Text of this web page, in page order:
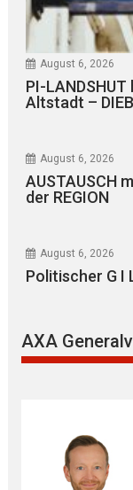
August 6, 2026
PI-
Altstadt –
August 6, 2026
AUSTAUSCH
der REGION
August 6, 2026
Politischer G I
AXA